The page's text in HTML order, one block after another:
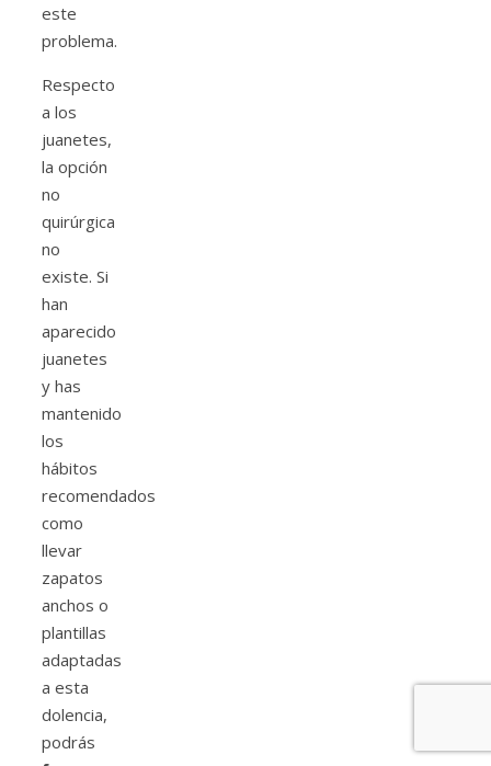
este
problema.
Respecto
a los
juanetes,
la opción
no
quirúrgica
no
existe. Si
han
aparecido
juanetes
y has
mantenido
los
hábitos
recomendados
como
llevar
zapatos
anchos o
plantillas
adaptadas
a esta
dolencia,
podrás